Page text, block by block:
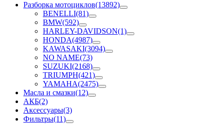
Разборка мотоциклов(13892)
BENELLI(81)
BMW(592)
HARLEY-DAVIDSON(1)
HONDA(4987)
KAWASAKI(3094)
NO NAME(73)
SUZUKI(2168)
TRIUMPH(421)
YAMAHA(2475)
Масла и смазки(12)
АКБ(2)
Аксессуары(3)
Фильтры(11)